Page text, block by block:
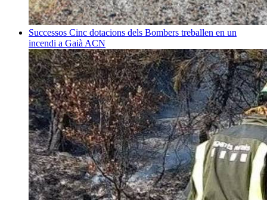
Successos Cinc dotacions dels Bombers treballen en un
incendi a Gaià ACN